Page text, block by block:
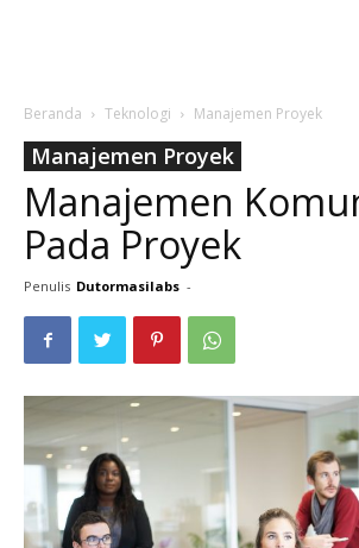
Beranda Teknologi Manajemen Proyek
Manajemen Proyek
Manajemen
Pada Proyek
Penulis Dutormasilabs -